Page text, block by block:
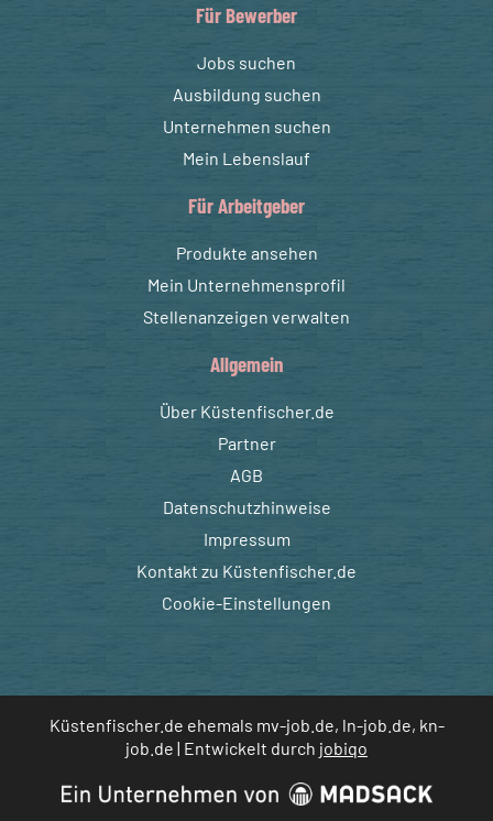
Für Bewerber
Jobs suchen
Ausbildung suchen
Unternehmen suchen
Mein Lebenslauf
Für Arbeitgeber
Produkte ansehen
Mein Unternehmensprofil
Stellenanzeigen verwalten
Allgemein
Über Küstenfischer.de
Partner
AGB
Datenschutzhinweise
Impressum
Kontakt zu Küstenfischer.de
Cookie-Einstellungen
Küstenfischer.de ehemals mv-job.de, ln-job.de, kn-
job.de | Entwickelt durch jobiqo